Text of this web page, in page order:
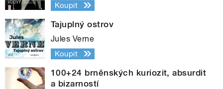
Koupit
Tajuplný ostrov
Jules Verne
Koupit
100+24 brněnských kuriozit, absurdit
a bizarností